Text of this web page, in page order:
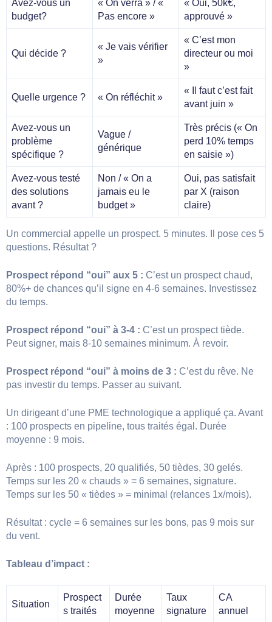
Avez-vous un
budget?
« On verra » / «
Pas encore »
« Oui, 50k€,
approuvé »
Qui décide ?
« Je vais vérifier
»
« C’est mon
directeur ou moi
»
Quelle urgence ? « On réfléchit »
« Il faut c’est fait
avant juin »
Avez-vous un
problème
spécifique ?
Vague /
générique
Très précis (« On
perd 10% temps
en saisie »)
Avez-vous testé
des solutions
avant ?
Non / « On a
jamais eu le
budget »
Oui, pas satisfait
par X (raison
claire)
Un commercial appelle un prospect. 5 minutes. Il pose ces 5
questions. Résultat ?
Prospect répond “oui” aux 5 : C’est un prospect chaud,
80%+ de chances qu’il signe en 4-6 semaines. Investissez
du temps.
Prospect répond “oui” à 3-4 : C’est un prospect tiède.
Peut signer, mais 8-10 semaines minimum. À revoir.
Prospect répond “oui” à moins de 3 : C’est du rêve. Ne
pas investir du temps. Passer au suivant.
Un dirigeant d’une PME technologique a appliqué ça. Avant
: 100 prospects en pipeline, tous traités égal. Durée
moyenne : 9 mois.
Après : 100 prospects, 20 qualifiés, 50 tièdes, 30 gelés.
Temps sur les 20 « chauds » = 6 semaines, signature.
Temps sur les 50 « tièdes » = minimal (relances 1x/mois).
Résultat : cycle = 6 semaines sur les bons, pas 9 mois sur
du vent.
Tableau d’impact :
Situation
Prospect
s traités
Durée
moyenne
Taux
signature
CA
annuel